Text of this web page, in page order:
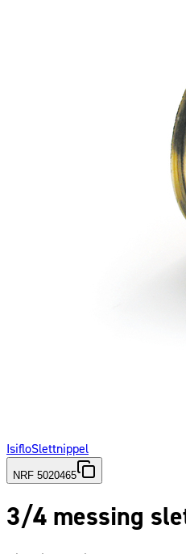
IsifloSlettnippel
NRF 5020465
3/4 messing